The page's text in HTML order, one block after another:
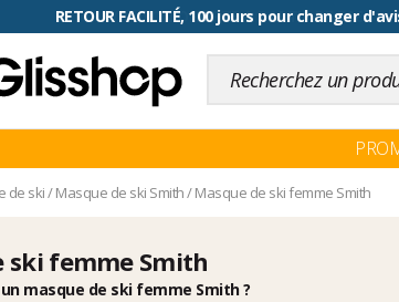
RETOUR FACILITÉ, 100 jours pour changer
de ski/Masque de ski Smith/Masque de ski femme Smith
ski femme Smith
masque de ski femme Smith ?